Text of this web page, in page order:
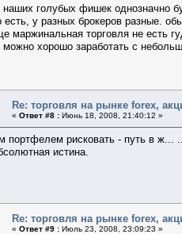
наших голубых фишек однозначно
есть, у разных брокеров разные.
маржинальная торговля не есть
можно хорошо заработать с
Re: торговля на рынке foreх,
« Ответ #8 : Июнь 18, 2008, 21:40:12 »
портфелем рисковать - путь в ж...
истина.
Re: торговля на рынке foreх,
« Ответ #9 : Июль 23, 2008, 23:09:23 »